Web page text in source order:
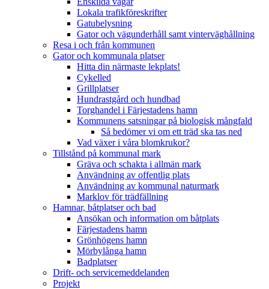
Lokala trafikföreskrifter
Gatubelysning
Gator och vägunderhåll samt vinterväghållning
Resa i och från kommunen
Gator och kommunala platser
Hitta din närmaste lekplats!
Cykelled
Grillplatser
Hundrastgård och hundbad
Torghandel i Färjestadens hamn
Kommunens satsningar på biologisk mångfald
Så bedömer vi om ett träd ska tas ned
Vad växer i våra blomkrukor?
Tillstånd på kommunal mark
Gräva och schakta i allmän mark
Användning av offentlig plats
Användning av kommunal naturmark
Marklov för trädfällning
Hamnar, båtplatser och bad
Ansökan och information om båtplats
Färjestadens hamn
Grönhögens hamn
Mörbylånga hamn
Badplatser
Drift- och servicemeddelanden
Projekt